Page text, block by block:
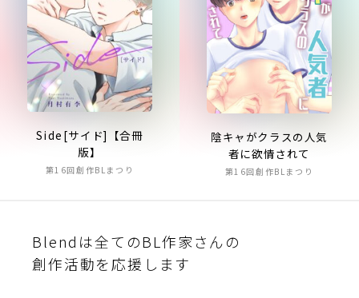
Side[サイド]【合冊
版】
第16回創作BLまつり
陰キャがクラスの人気
者に欲情されて
第16回創作BLまつり
Blendは全てのBL作家さんの
創作活動を応援します